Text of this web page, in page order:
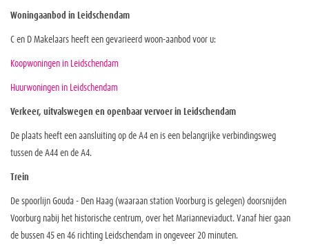
Woningaanbod in Leidschendam
C en D Makelaars heeft een gevarieerd woon-aanbod voor u:
Koopwoningen in Leidschendam
Huurwoningen in Leidschendam
Verkeer, uitvalswegen en openbaar vervoer in Leidschendam
De plaats heeft een aansluiting op de A4 en is een belangrijke verbindingsweg
tussen de A44 en de A4.
Trein
De spoorlijn Gouda - Den Haag (waaraan station Voorburg is gelegen) doorsnijden
Voorburg nabij het historische centrum, over het Marianneviaduct. Vanaf hier gaan
de bussen 45 en 46 richting Leidschendam in ongeveer 20 minuten.